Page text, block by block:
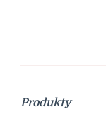
Produkty